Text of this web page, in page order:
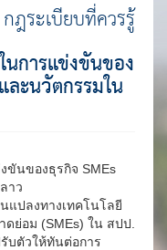
กฎระเบียบที่ควรรู้
นการแข่งขันของ
ละนวัตกรรมใน
ขันของธุรกิจ SMEs
าว
แปลงทางเทคโนโลยี
ย่อม (SMEs) ใน สปป.
บตัวให้ทันต่อการ